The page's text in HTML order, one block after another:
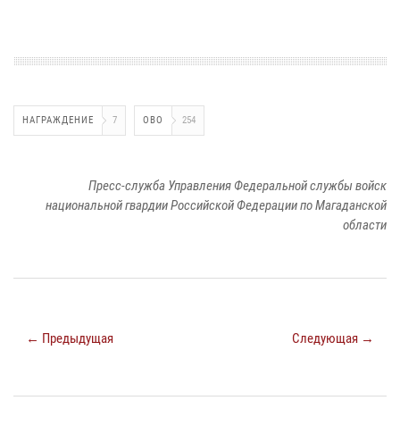
НАГРАЖДЕНИЕ 7 ОВО 254
Пресс-служба Управления Федеральной службы войск
национальной гвардии Российской Федерации по Магаданской
области
← Предыдущая Следующая →